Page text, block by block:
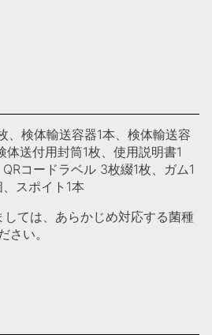
、検体輸送容器1本、検体輸送容
送付用封筒1枚、使用説明書1
コードラベル 3枚綴1枚、ガム1
スポイト1本
ては、あらかじめ対応する菌種
さい。